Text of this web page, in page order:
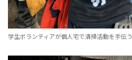
学生ボランティアが個人宅で清掃活動を手伝う